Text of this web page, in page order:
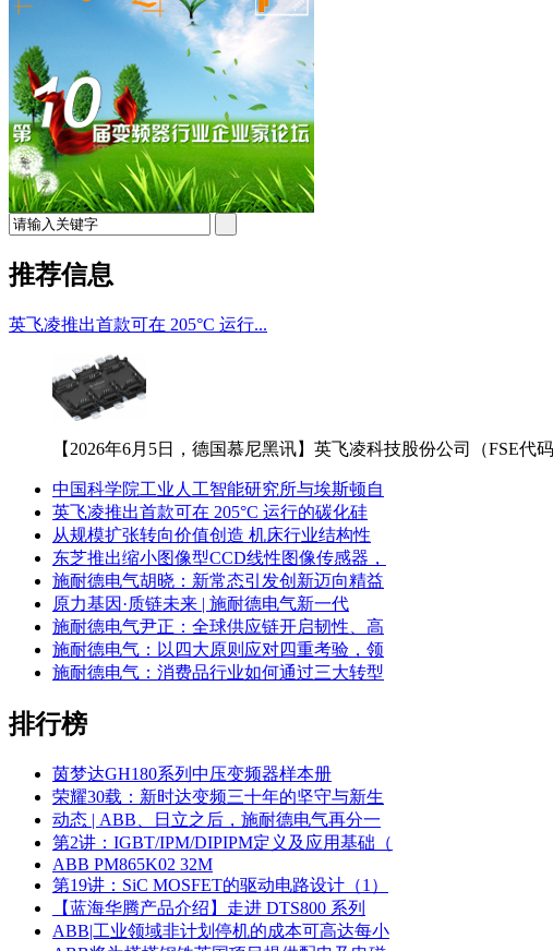
推荐信息
英飞凌推出首款可在 205°C 运行...
【2026年6月5日，德国慕尼黑讯】英飞凌科技股份公司（FSE代
中国科学院工业人工智能研究所与埃斯顿自
英飞凌推出首款可在 205°C 运行的碳化硅
从规模扩张转向价值创造 机床行业结构性
东芝推出缩小图像型CCD线性图像传感器，
施耐德电气胡晓：新常态引发创新迈向精益
原力基因·质链未来 | 施耐德电气新一代
施耐德电气尹正：全球供应链开启韧性、高
施耐德电气：以四大原则应对四重考验，领
施耐德电气：消费品行业如何通过三大转型
排行榜
茵梦达GH180系列中压变频器样本册
荣耀30载：新时达变频三十年的坚守与新生
动态 | ABB、日立之后，施耐德电气再分一
第2讲：IGBT/IPM/DIPIPM定义及应用基础（
ABB PM865K02 32M
第19讲：SiC MOSFET的驱动电路设计（1）
【蓝海华腾产品介绍】走进 DTS800 系列
ABB|工业领域非计划停机的成本可高达每小